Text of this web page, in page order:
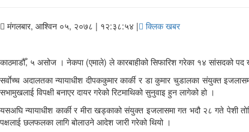
मंगलबार, आश्विन ०५, २०७८ | १२:३८:५४ | क्लिक खबर
काठमाडौँ, ५ असोज । नेकपा (एमाले) ले कारबाहीको सिफारिश गरेका १४ सांसदको
सर्वाेच्च अदालतका न्यायाधीश दीपककुमार कार्की र डा कुमार चुडालका संयुक्त
सभामुखलाई विपक्षी बनाएर दायर गरेको रिटमाथिको सुनुवाइ हुन लागेको हो ।
यसअघि न्यायाधीश कार्की र मीरा खड्काको संयुक्त इजलासमा गत भदौ २८ गते पेशी
पक्षलाई छलफलका लागि बोलाउने आदेश जारी गरेको थियो ।